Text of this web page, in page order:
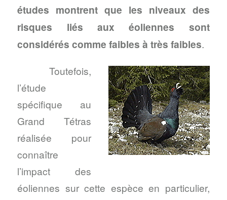
études montrent que les niveaux des
risques liés aux éoliennes sont
considérés comme faibles à très faibles.
Toutefois,
l’étude
spécifique au
Grand Tétras
réalisée pour
connaître
l’impact des
éoliennes sur cette espèce en particulier,